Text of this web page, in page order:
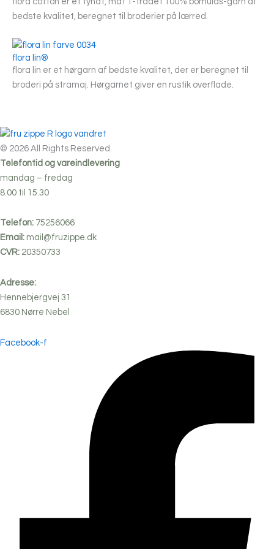
bedste kvalitet, beregnet til broderier på lærred.
flora lin®
flora lin er et hørgarn af bedste kvalitet, der er beregnet til
broderi på stramaj. Hørgarnet giver en rustik overflade.
© 2026 All Rights Reserved.
Telefontid og vareindlevering
mandag – fredag
8.00 til 15.30
Telefon: 75256066
Email: mail@fruzippe.dk
CVR: 20350733
Adresse:
Hennebjergvej 31
6830 Nørre Nebel
Facebook-f